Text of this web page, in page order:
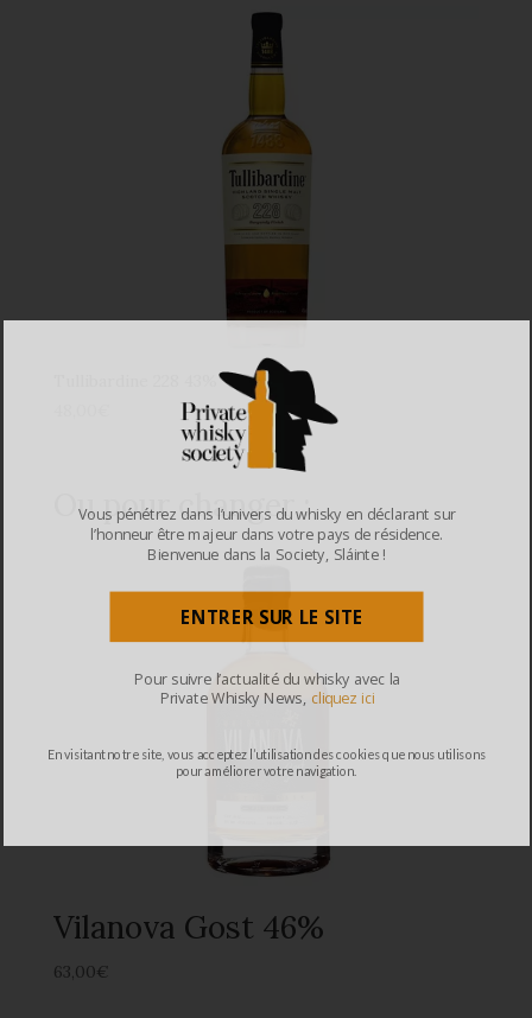
Ou pour changer :
Vilanova Gost 46%
63,00€
Vous pénétrez dans l’univers du whisky en déclarant sur
l’honneur être majeur dans votre pays de résidence.
Bienvenue dans la Society, Sláinte !
ENTRER SUR LE SITE
En visitant notre site, vous acceptez l’utilisation des cookies que nous utilisons
pour améliorer votre navigation.
Pour suivre l’actualité du whisky avec la
Private Whisky News, cliquez ici